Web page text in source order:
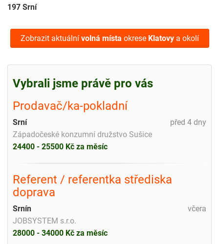
197 Srní
Zobrazit aktuální volná místa okrese Klatovya okolí
Vybrali jsme právě pro vás
Prodavač/ka-pokladní
před 4 dny
Srní
Západočeské konzumní družstvo Sušice
24400 - 25500 Kč za měsíc
Referent / referentka střediska
doprava
včera
Srnín
JOBSYSTEM s.r.o.
28000 - 34000 Kč za měsíc